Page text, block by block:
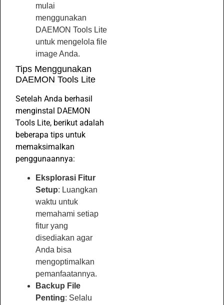
mulai
menggunakan
DAEMON Tools Lite
untuk mengelola file
image Anda.
Tips Menggunakan
DAEMON Tools Lite
Setelah Anda berhasil
menginstal DAEMON
Tools Lite, berikut adalah
beberapa tips untuk
memaksimalkan
penggunaannya:
Eksplorasi Fitur
Setup: Luangkan
waktu untuk
memahami setiap
fitur yang
disediakan agar
Anda bisa
mengoptimalkan
pemanfaatannya.
Backup File
Penting: Selalu